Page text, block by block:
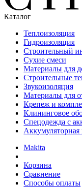
Каталог
Теплоизоляция
Гидроизоляция
Строительный
Сухие смеси
Материалы для
Строительные
Звукоизоляция
Материалы для
Крепеж и
Клининговое
Спецодежда с
Makita
Корзина
Сравнение
Способы оплаты